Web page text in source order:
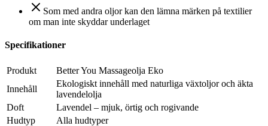
Som med andra oljor kan den lämna märken på textilier
om man inte skyddar underlaget
Specifikationer
Produkt
Better You Massageolja Eko
Innehåll
Ekologiskt innehåll med naturliga växtoljor och äkta
lavendelolja
Doft
Lavendel – mjuk, örtig och rogivande
Hudtyp
Alla hudtyper